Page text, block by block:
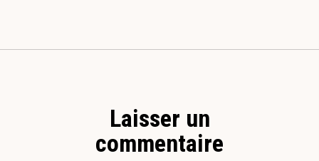
Laisser un
commentaire